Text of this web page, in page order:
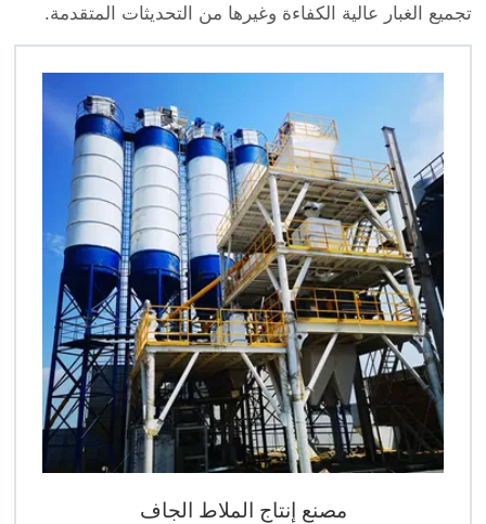
تجميع الغبار عالية الكفاءة وغيرها من التحديثات المتقدمة.
مصنع إنتاج الملاط الجاف